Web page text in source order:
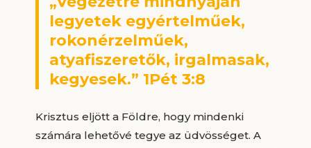
legyetek egyértelműek,
rokonérzelműek,
atyafiszeretők, irgalmasak,
kegyesek.” 1Pét 3:8
Krisztus eljött a Földre, hogy mindenki
számára lehetővé tegye az üdvösséget. A